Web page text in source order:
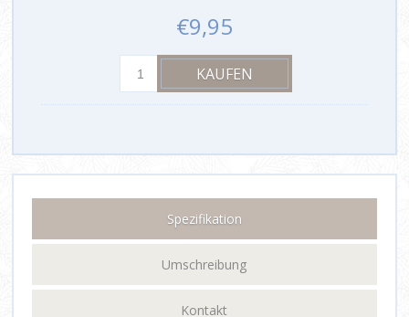
€9,95
Spezifikation
Umschreibung
Kontakt